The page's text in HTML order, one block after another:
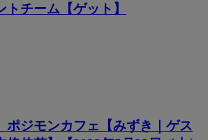
チーム【ゲット】
ポジモンカフェ【みずき｜ゲス